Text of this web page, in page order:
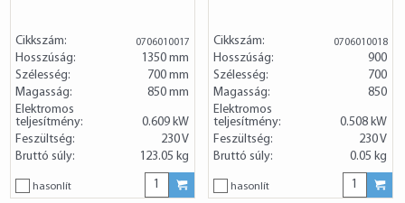
Cikkszám: 0706010017
Hosszúság:
1350 mm
Szélesség:
700 mm
Magasság:
850 mm
Elektromos
teljesítmény:
0.609 kW
Feszültség:
230 V
Bruttó súly:
123.05 kg
hasonlít
Cikkszám: 0706010018
Hosszúság:
900
Szélesség:
700
Magasság:
850
Elektromos
teljesítmény:
0.508 kW
Feszültség:
230 V
Bruttó súly:
0.05 kg
hasonlít